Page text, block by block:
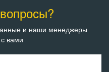
и наши менеджеры
вами